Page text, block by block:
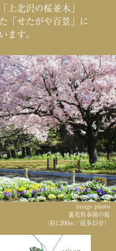
上北沢の桜並木」
「せたがや百景」に
ます。
image photo
蘆花恒春園の桜
（約1,200m／徒歩15分）